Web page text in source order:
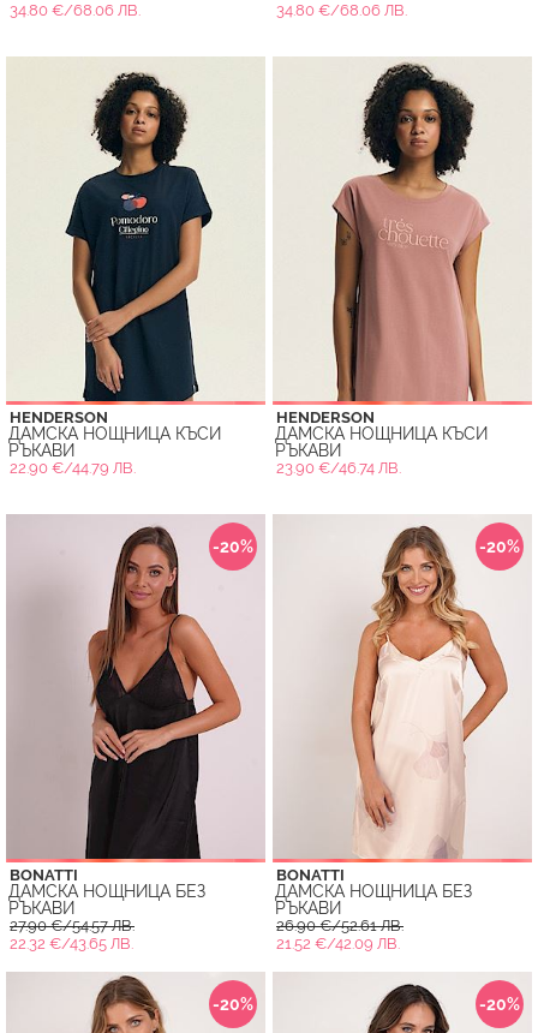
34.80 €/68.06 ЛВ. 34.80 €/68.06 ЛВ.
HENDERSON
ДАМСКА НОЩНИЦА КЪСИ
РЪКАВИ
22.90 €/44.79 ЛВ.
HENDERSON
ДАМСКА НОЩНИЦА КЪСИ
РЪКАВИ
23.90 €/46.74 ЛВ.
-20%
BONATTI
ДАМСКА НОЩНИЦА БЕЗ
РЪКАВИ
27.90 €/54.57 ЛВ.
22.32 €/43.65 ЛВ.
-20%
BONATTI
ДАМСКА НОЩНИЦА БЕЗ
РЪКАВИ
26.90 €/52.61 ЛВ.
21.52 €/42.09 ЛВ.
-20% -20%